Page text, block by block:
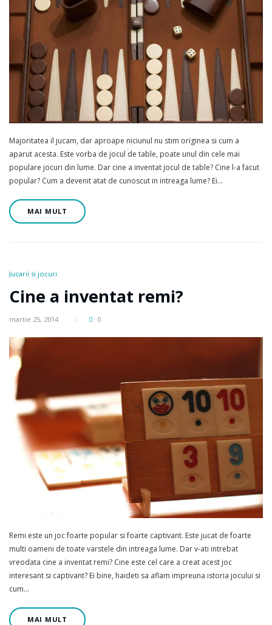
Majoritatea il jucam, dar aproape niciunul nu stim originea si cum a
aparut acesta. Este vorba de jocul de table, poate unul din cele mai
populare jocuri din lume. Dar cine a inventat jocul de table? Cine l-a facut
popular? Cum a devenit atat de cunoscut in intreaga lume? Ei…
MAI MULT
Jucarii si jocuri
Cine a inventat remi?
martie 25, 2014 0
Remi este un joc foarte popular si foarte captivant. Este jucat de foarte
multi oameni de toate varstele din intreaga lume. Dar v-ati intrebat
vreodata cine a inventat remi? Cine este cel care a creat acest joc
interesant si captivant? Ei bine, haideti sa aflam impreuna istoria jocului si
cum…
MAI MULT